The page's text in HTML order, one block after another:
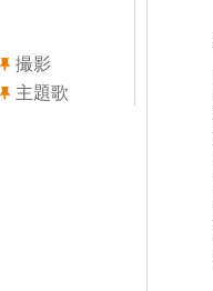
撮影
主題歌